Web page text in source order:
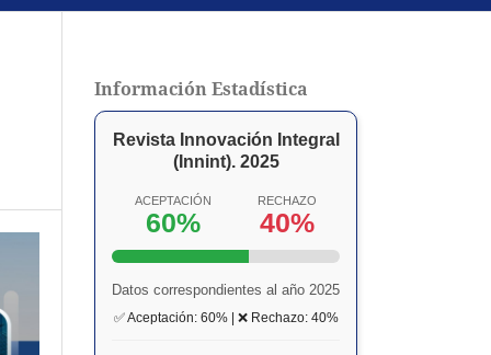
Información Estadística
Revista Innovación Integral
(Innint). 2025
ACEPTACIÓN
60%
RECHAZO
40%
Datos correspondientes al año 2025
✅ Aceptación: 60% | ❌ Rechazo: 40%